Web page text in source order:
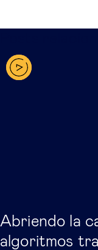
Abriendo la
algoritmos